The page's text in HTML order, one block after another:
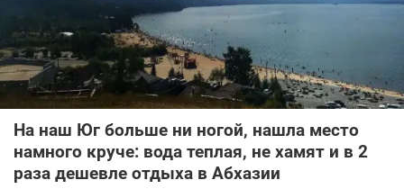
На наш Юг больше ни ногой, нашла место
намного круче: вода теплая, не хамят и в 2
раза дешевле отдыха в Абхазии